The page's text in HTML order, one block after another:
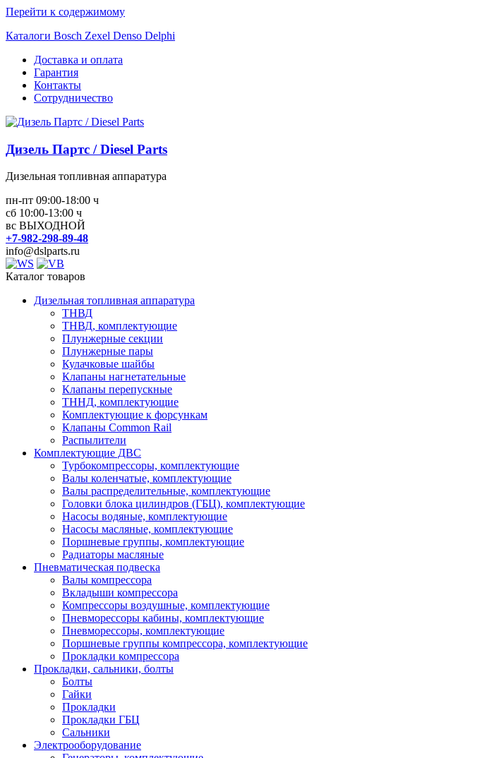
Перейти к содержимому
Каталоги Bosch Zexel Denso Delphi
Доставка и оплата
Гарантия
Контакты
Сотрудничество
Дизель Партс / Diesel Parts
Дизельная топливная аппаратура
пн-пт 09:00-18:00 ч
сб 10:00-13:00 ч
вс ВЫХОДНОЙ
+7-982-298-89-48
info@dslparts.ru
Каталог товаров
Дизельная топливная аппаратура
ТНВД
ТНВД, комплектующие
Плунжерные секции
Плунжерные пары
Кулачковые шайбы
Клапаны нагнетательные
Клапаны перепускные
ТННД, комплектующие
Комплектующие к форсункам
Клапаны Common Rail
Распылители
Комплектующие ДВС
Турбокомпрессоры, комплектующие
Валы коленчатые, комплектующие
Валы распределительные, комплектующие
Головки блока цилиндров (ГБЦ), комплектующие
Насосы водяные, комплектующие
Насосы масляные, комплектующие
Поршневые группы, комплектующие
Радиаторы масляные
Пневматическая подвеска
Валы компрессора
Вкладыши компрессора
Компрессоры воздушные, комплектующие
Пневморессоры кабины, комплектующие
Пневморессоры, комплектующие
Поршневые группы компрессора, комплектующие
Прокладки компрессора
Прокладки, сальники, болты
Болты
Гайки
Прокладки
Прокладки ГБЦ
Сальники
Электрооборудование